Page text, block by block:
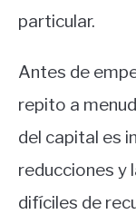
particular.
Antes de
repito a
del capital es
reducciones y
difíciles de